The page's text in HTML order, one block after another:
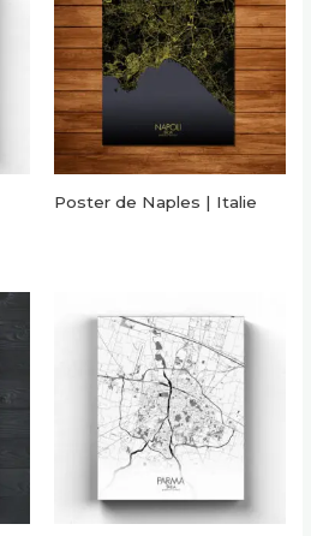
Poster de Naples | Italie